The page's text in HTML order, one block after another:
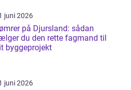
juni 2026
på Djursland: sådan
du den rette fagmand til
byggeprojekt
juni 2026